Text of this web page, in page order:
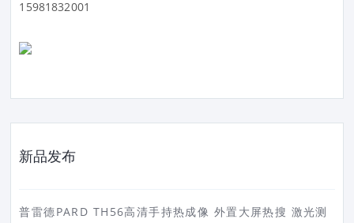
15981832001
新品发布
普雷德PARD TH56高清手持热成像 外置大屏热搜 激光测